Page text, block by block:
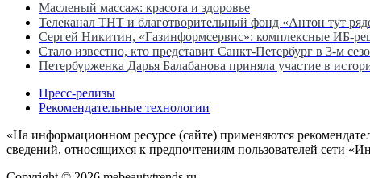
Масленый массаж: красота и здоровье
Телеканал ТНТ и благотворительный фонд «Антон тут
Сергей Никитин, «Газинформсервис»: комплексные ИБ-
Стало известно, кто представит Санкт-Петербург в 3-м
Петербурженка Дарья Балабанова приняла участие в
Пресс-релизы
Рекомендательные технологии
«На информационном ресурсе (сайте) применяются
сведений, относящихся к предпочтениям пользователей сети